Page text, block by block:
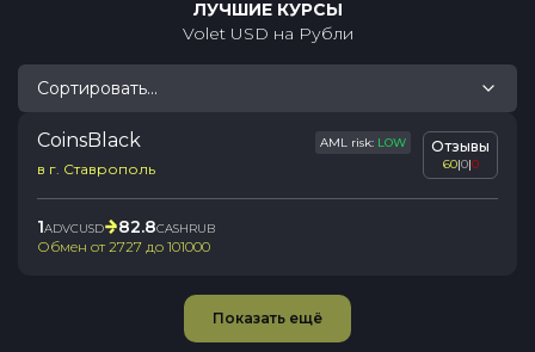
ЛУЧШИЕ КУРСЫ
Volet USD на Рубли
Сортировать...
CoinsBlack AML risk: LOW
в г. Ставрополь
Отзывы
60|0|0
1ADVCUSD 82.8CASHRUB
Обмен от2727 до 101000
Показать ещё